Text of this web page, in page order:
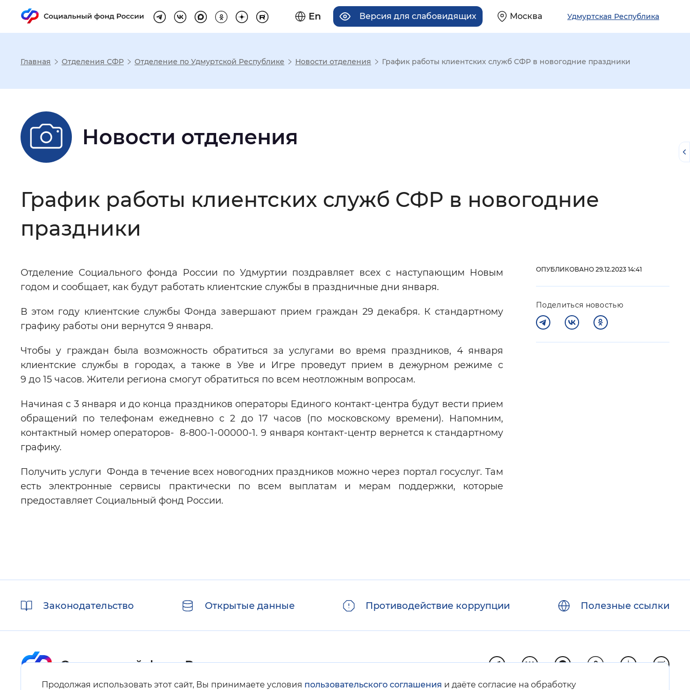
En Версия для слабовидящих Москва Удмуртская Республика
Настройка режима отображения
Размер шрифта
Шрифт
Интервал между буквами: Нормальный Увеличенный Большой
Изображения: Включены Выключены
Звуковой ассистент Воспроизвести
Вернуть стандартные настройки
Главная Отделения СФР Отделение по Удмуртской Республике Новости отделения График работы клиентских служб СФР в новогодние праздники
Новости отделения
График работы клиентских служб СФР в новогодние
праздники
Отделение Социального фонда России по Удмуртии поздравляет всех с наступающим Новым
годом и сообщает, как будут работать клиентские службы в праздничные дни января.
В этом году клиентские службы Фонда завершают прием граждан 29 декабря. К стандартному
графику работы они вернутся 9 января.
Чтобы у граждан была возможность обратиться за услугами во время праздников, 4 января
клиентские службы в городах, а также в Уве и Игре проведут прием в дежурном режиме с
9 до 15 часов. Жители региона смогут обратиться по всем неотложным вопросам.
Начиная с 3 января и до конца праздников операторы Единого контакт-центра будут вести прием
обращений по телефонам ежедневно с 2 до 17 часов (по московскому времени). Напомним,
контактный номер операторов- 8-800-1-00000-1. 9 января контакт-центр вернется к стандартному
графику.
Получить услуги Фонда в течение всех новогодних праздников можно через портал госуслуг. Там
есть электронные сервисы практически по всем выплатам и мерам поддержки, которые
предоставляет Социальный фонд России.
ОПУБЛИКОВАНО 29.12.2023 14:41
Поделиться новостью
Продолжая использовать этот сайт, Вы принимаете условия пользовательского соглашения и даёте согласие на обработку
ссылкиЗаконодательство Открытые данные Противодействие коррупции Полезные ссылки